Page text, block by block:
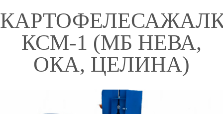
КСМ-1 (МБ НЕВА,
ОКА, ЦЕЛИНА)